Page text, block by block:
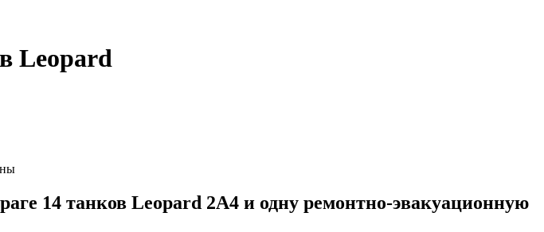
Leopard
14 танков Leopard 2A4 и одну ремонтно-эвакуационную